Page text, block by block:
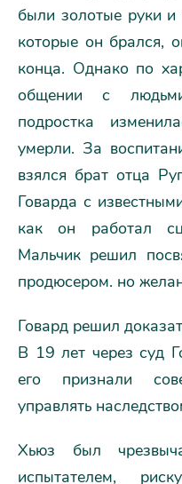
были золотые руки и
которые он брался,
конца. Однако по
общении с
подростка
умерли. За
взялся брат отца
Говарда с
как он работал
Мальчик решил
продюсером. но
Говард решил
В 19 лет через суд
его признали
управлять
Хьюз был
испытателем,